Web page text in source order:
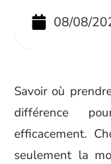
08/08/
Savoir où
différence
efficacement.
seulement la